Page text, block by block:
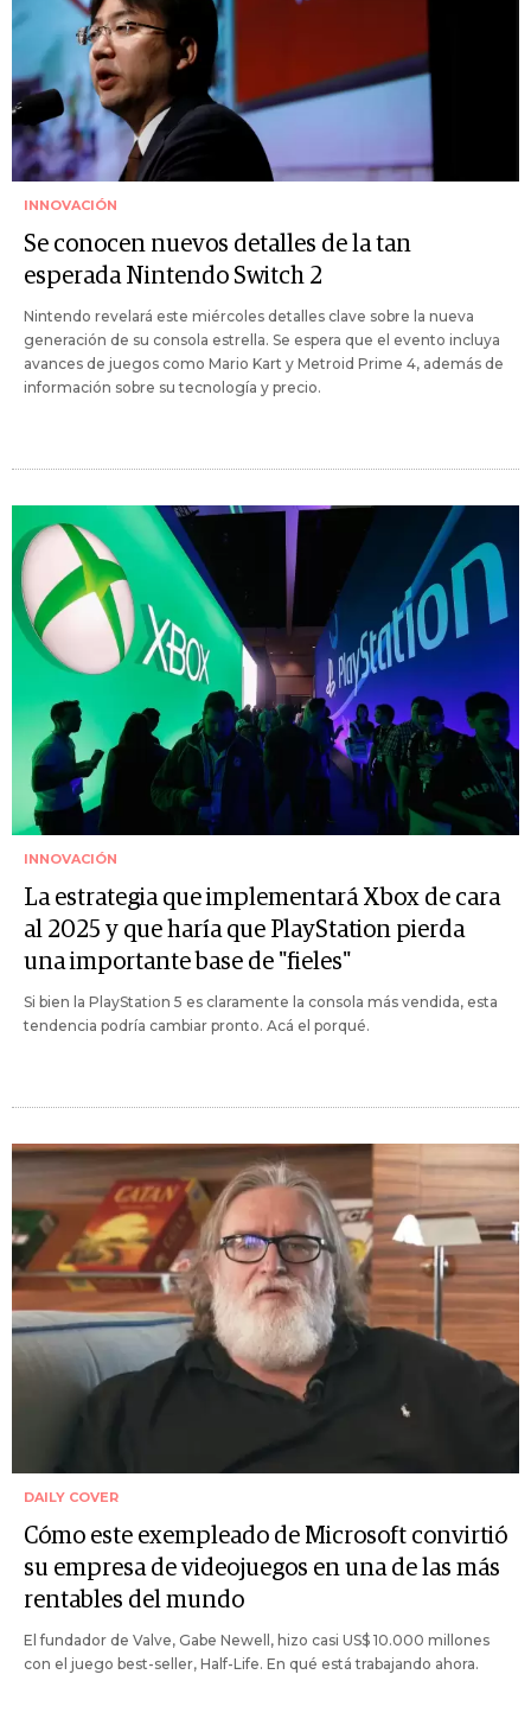
INNOVACIÓN
Se conocen nuevos detalles de la tan
esperada Nintendo Switch 2
Nintendo revelará este miércoles detalles clave sobre la nueva
generación de su consola estrella. Se espera que el evento incluya
avances de juegos como Mario Kart y Metroid Prime 4, además de
información sobre su tecnología y precio.
INNOVACIÓN
La estrategia que implementará Xbox de cara
al 2025 y que haría que PlayStation pierda
una importante base de "fieles"
Si bien la PlayStation 5 es claramente la consola más vendida, esta
tendencia podría cambiar pronto. Acá el porqué.
DAILY COVER
Cómo este exempleado de Microsoft convirtió
su empresa de videojuegos en una de las más
rentables del mundo
El fundador de Valve, Gabe Newell, hizo casi US$ 10.000 millones
con el juego best-seller, Half-Life. En qué está trabajando ahora.